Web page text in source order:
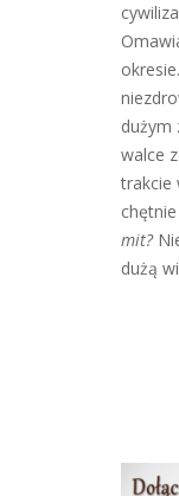
dużym
walce
trakcie
mit?
dużą